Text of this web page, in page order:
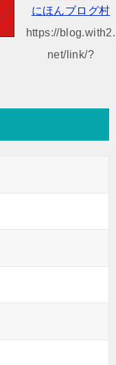
にほんブログ村
https://blog.with2.
net/link/?